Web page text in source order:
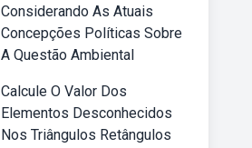
Considerando As Atuais
Concepções Políticas Sobre
A Questão Ambiental
Calcule O Valor Dos
Elementos Desconhecidos
Nos Triângulos Retângulos